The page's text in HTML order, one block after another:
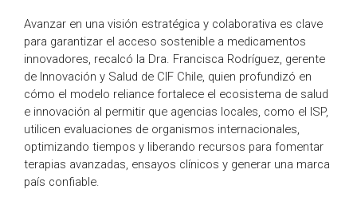
Avanzar en una visión estratégica y colaborativa es clave
para garantizar el acceso sostenible a medicamentos
innovadores, recalcó la Dra. Francisca Rodríguez, gerente
de Innovación y Salud de CIF Chile, quien profundizó en
cómo el modelo reliance fortalece el ecosistema de salud
e innovación al permitir que agencias locales, como el ISP,
utilicen evaluaciones de organismos internacionales,
optimizando tiempos y liberando recursos para fomentar
terapias avanzadas, ensayos clínicos y generar una marca
país confiable.